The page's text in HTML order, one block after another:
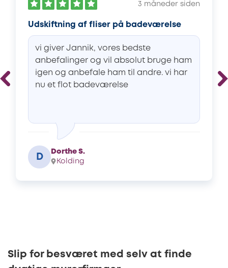
3 måneder siden
Udskiftning af fliser på badeværelse
vi giver Jannik, vores bedste
anbefalinger og vil absolut bruge ham
igen og anbefale ham til andre. vi har
nu et flot badeværelse
D
Dorthe S.
Kolding
Slip for besværet med selv at finde